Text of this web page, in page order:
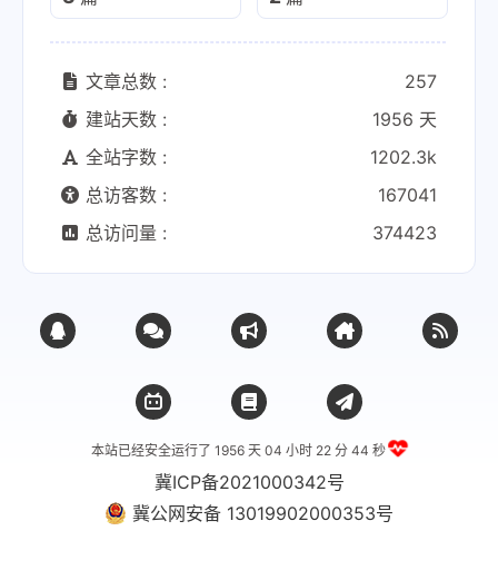
文章总数 :
257
建站天数 :
1956 天
全站字数 :
1202.3k
总访客数 :
167041
总访问量 :
374423
本站已经安全运行了 1956 天 04 小时 22 分 45 秒
冀ICP备2021000342号
冀公网安备 13019902000353号